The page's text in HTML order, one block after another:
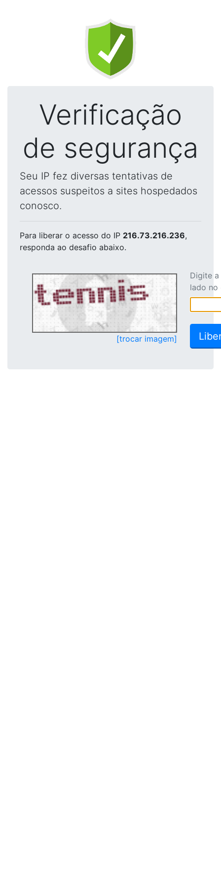
Verificação
de segurança
Seu IP fez diversas tentativas de
acessos suspeitos a sites hospedados
conosco.
Para liberar o acesso do IP 216.73.216.236,
responda ao desafio abaixo.
[trocar imagem]
Digite
lado no